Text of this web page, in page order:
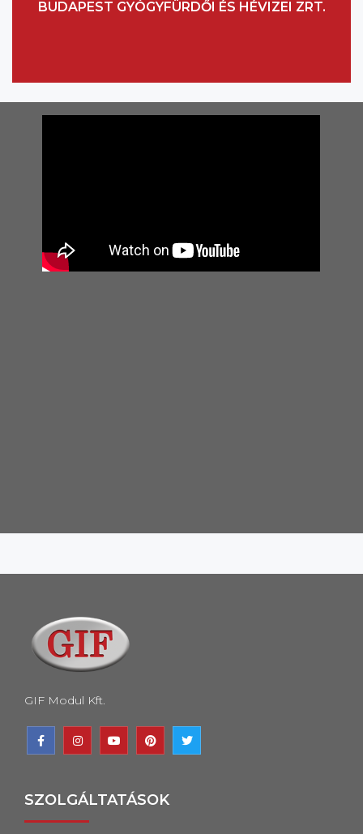
BUDAPEST GYÓGYFÜRDŐI ÉS HÉVIZEI ZRT.
GIF Modul Kft.
SZOLGÁLTATÁSOK